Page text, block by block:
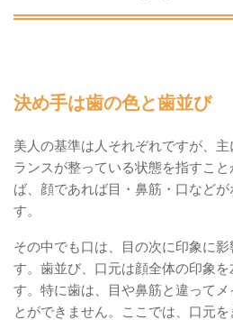
決め手は歯の色と歯並び
美人の基準は人それぞれですが、
ランスが整っている状態を指すこと
ば、顔であれば目・鼻筋・口など
す。
その中でも口は、目の次に印象に
す。歯並び、口元は顔全体の印象
す。特に歯は、目や鼻筋と違ってメ
とができません。ここでは、口元を